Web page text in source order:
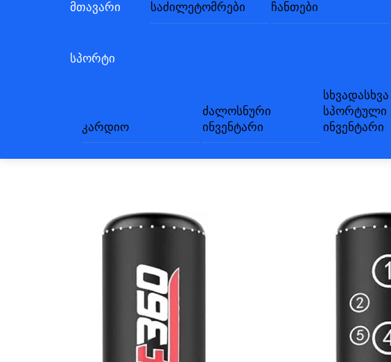
მთავარი
საძილეტომრები
ჩანთები
სპორტი
კარდიო
ძალოსნური
ინვენტარი
სხვადასხვა
სპორტული
ინვენტარი